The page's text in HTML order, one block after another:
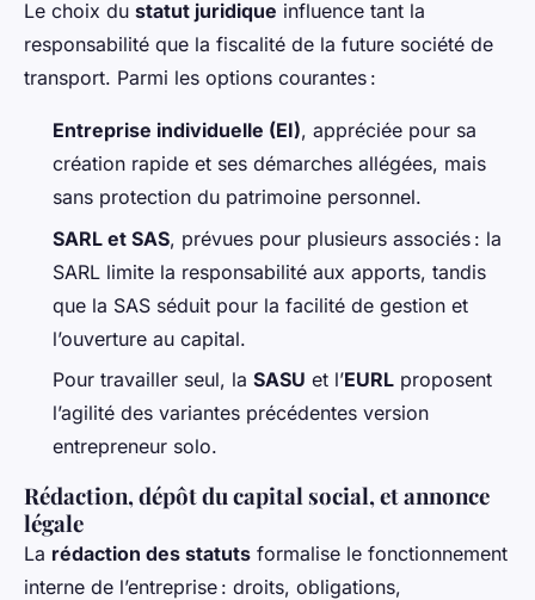
Le choix du statut juridique influence tant la
responsabilité que la fiscalité de la future société de
transport. Parmi les options courantes :
Entreprise individuelle (EI), appréciée pour sa
création rapide et ses démarches allégées, mais
sans protection du patrimoine personnel.
SARL et SAS, prévues pour plusieurs associés : la
SARL limite la responsabilité aux apports, tandis
que la SAS séduit pour la facilité de gestion et
l’ouverture au capital.
Pour travailler seul, la SASU et l’EURL proposent
l’agilité des variantes précédentes version
entrepreneur solo.
Rédaction, dépôt du capital social, et annonce
légale
La rédaction des statuts formalise le fonctionnement
interne de l’entreprise : droits, obligations,